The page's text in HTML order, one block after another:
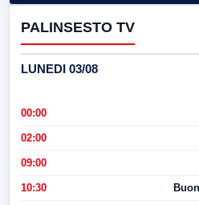
PALINSESTO TV
LUNEDI 03/08
00:00
02:00
09:00
10:30